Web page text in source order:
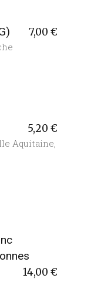
7,00 €
5,20 €
Aquitaine,
14,00 €